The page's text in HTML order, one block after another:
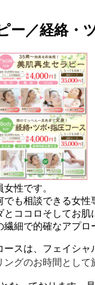
ー／経絡・
性です。
も相談できる女性
ココロそしてお肌
細で的確なアプロ
スは、フェイシ
グのお時間として